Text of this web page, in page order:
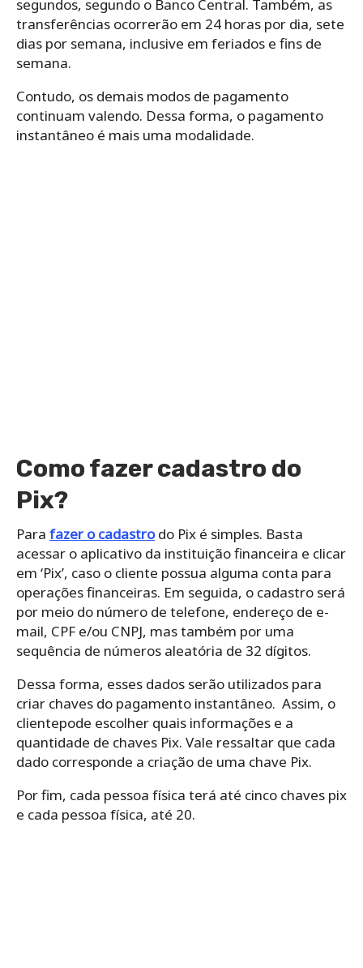
segundos, segundo o Banco Central. Também, as
transferências ocorrerão em 24 horas por dia, sete
dias por semana, inclusive em feriados e fins de
semana.
Contudo, os demais modos de pagamento
continuam valendo. Dessa forma, o pagamento
instantâneo é mais uma modalidade.
Como fazer cadastro do
Pix?
Para fazer o cadastrodo Pix é simples. Basta
acessar o aplicativo da instituição financeira e clicar
em ‘Pix’, caso o cliente possua alguma conta para
operações financeiras. Em seguida, o cadastro será
por meio do número de telefone, endereço de e-
mail, CPF e/ou CNPJ, mas também por uma
sequência de números aleatória de 32 dígitos.
Dessa forma, esses dados serão utilizados para
criar chaves do pagamento instantâneo. Assim, o
clientepode escolher quais informações e a
quantidade de chaves Pix. Vale ressaltar que cada
dado corresponde a criação de uma chave Pix.
Por fim, cada pessoa física terá até cinco chaves pix
e cada pessoa física, até 20.